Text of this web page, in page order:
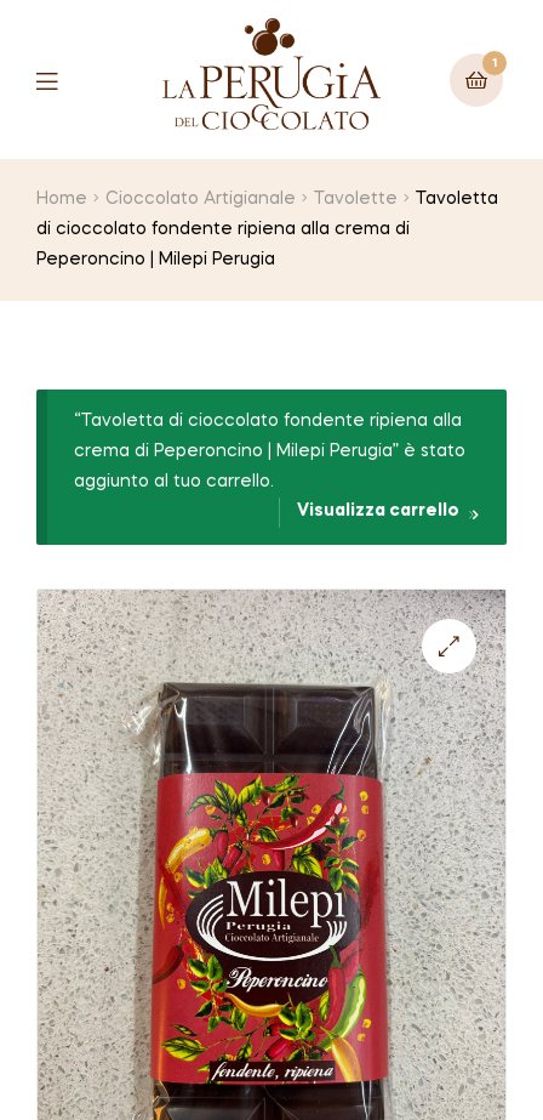
1
Menu
Home Cioccolato Artigianale Tavolette
Tavoletta
di cioccolato fondente ripiena alla crema di
Peperoncino | Milepi Perugia
“Tavoletta di cioccolato fondente ripiena alla
crema di Peperoncino | Milepi Perugia” è stato
aggiunto al tuo carrello.
Visualizza carrello